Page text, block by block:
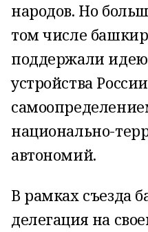
народов. Но
том числе
поддержали
устройства
национально-
автономий.
В рамках съезда
делегация на